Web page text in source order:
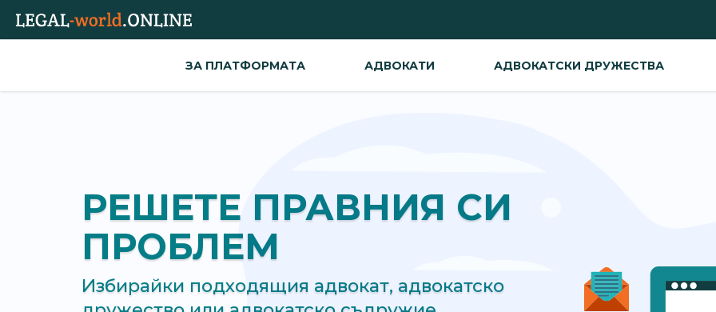
ЗА ПЛАТФОРМАТА АДВОКАТИ АДВОКАТСКИ ДРУЖЕСТВА
РЕШЕТЕ ПРАВНИЯ СИ
ПРОБЛЕМ
Избирайки подходящия адвокат, адвокатско